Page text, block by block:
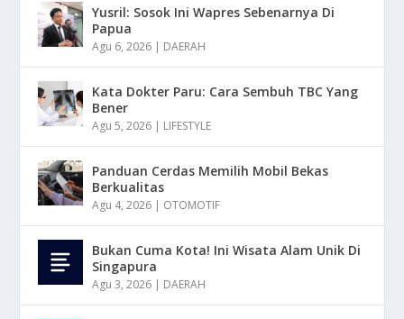
Yusril: Sosok Ini Wapres Sebenarnya Di
Papua
Agu 6, 2026 | DAERAH
Kata Dokter Paru: Cara Sembuh TBC Yang
Bener
Agu 5, 2026 | LIFESTYLE
Panduan Cerdas Memilih Mobil Bekas
Berkualitas
Agu 4, 2026 | OTOMOTIF
Bukan Cuma Kota! Ini Wisata Alam Unik Di
Singapura
Agu 3, 2026 | DAERAH